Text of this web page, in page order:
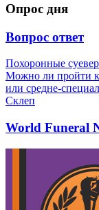
Опрос дня
Вопрос ответ
Похоронные
Можно ли пройти
или средне-
Склеп
World Funeral